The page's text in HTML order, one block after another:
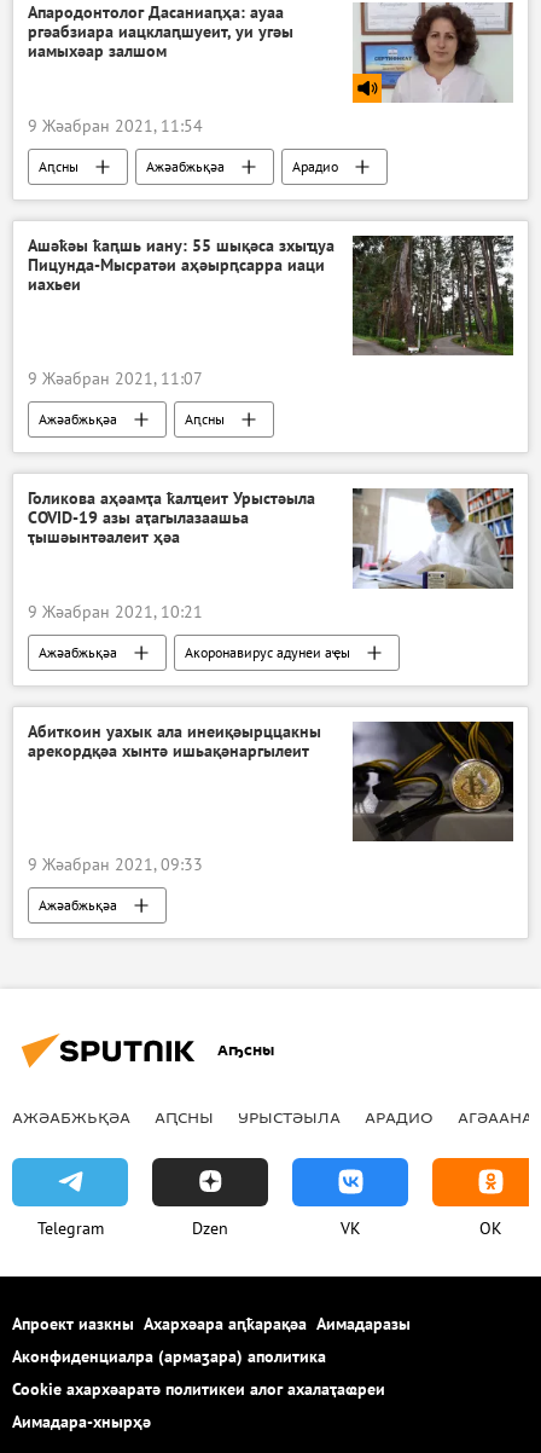
Апародонтолог Дасаниаԥҳа: ауаа
ргәабзиара иацклаԥшуеит, уи угәы
иамыхәар залшом
9 Жәабран 2021, 11:54
Аԥсны Ажәабжьқәа Арадио
Ашәҟәы ҟаԥшь иану: 55 шықәса зхыҵуа
Пицунда-Мысратәи аҳәырԥсарра иаци
иахьеи
9 Жәабран 2021, 11:07
Ажәабжьқәа Аԥсны
Голикова аҳәамҭа ҟалҵеит Урыстәыла
COVID-19 азы аҭагылазаашьа
ҭышәынтәалеит ҳәа
9 Жәабран 2021, 10:21
Ажәабжьқәа Акоронавирус адунеи аҿы
Абиткоин уахык ала инеиқәырццакны
арекордқәа хынтә ишьақәнаргылеит
9 Жәабран 2021, 09:33
Ажәабжьқәа
Аҧсны
АЖӘАБЖЬҚӘА АԤСНЫ УРЫСТӘЫЛА АРАДИО
Telegram Dzen VK OK
Апроект иазкны Ахархәара аԥҟарақәа Аимадаразы
Аконфиденциалра (армаӡара) аполитика
Cookie ахархәаратә политикеи алог ахалаҭаҩреи
Аимадара-хнырҳә